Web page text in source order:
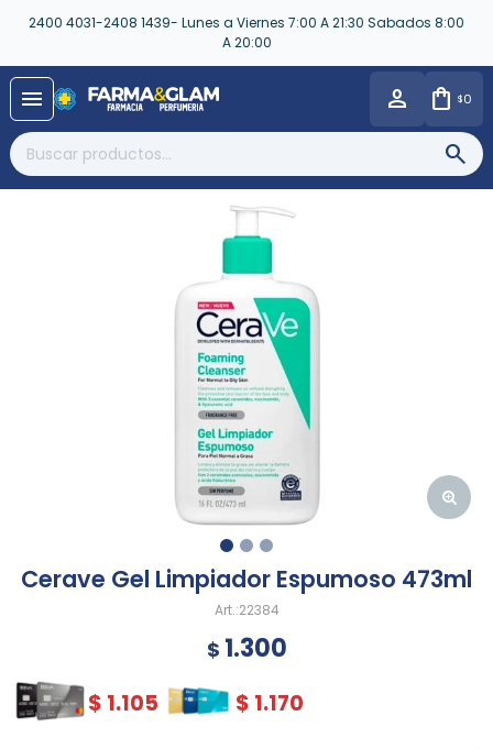
2400 4031-2408 1439- Lunes a Viernes 7:00 A 21:30 Sabados 8:00
A 20:00
menu $0
Cerave Gel Limpiador Espumoso 473ml
22384
$ 1.300
$ 1.105 $ 1.170